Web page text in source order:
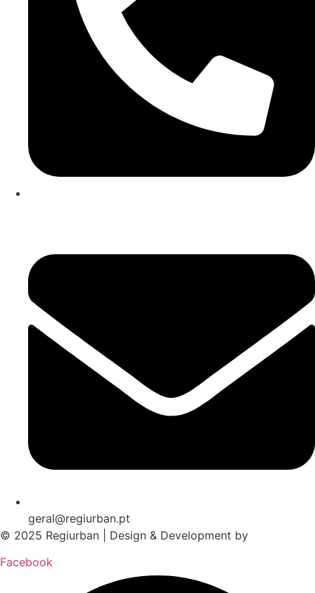
geral@regiurban.pt
© 2025 Regiurban | Design & Development by
Facebook